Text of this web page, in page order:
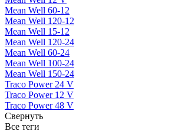
Mean Well 60-12
Mean Well 120-12
Mean Well 15-12
Mean Well 120-24
Mean Well 60-24
Mean Well 100-24
Mean Well 150-24
Traco Power 24 V
Traco Power 12 V
Traco Power 48 V
Свернуть
Все теги